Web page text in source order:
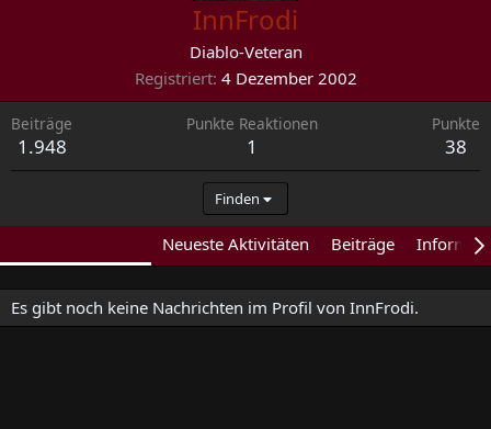
InnFrodi
Diablo-Veteran
Registriert 4 Dezember 2002
Beiträge
1.948
Punkte Reaktionen
1
Punkte
38
Finden
Neueste Aktivitäten Beiträge
Es gibt noch keine Nachrichten im Profil von InnFrodi.